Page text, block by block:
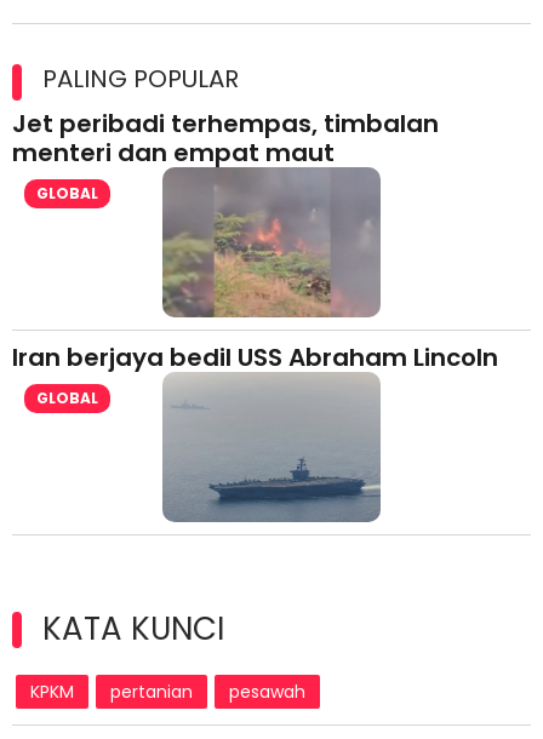
lesen separuh pertama 2026
PALING POPULAR
Jet peribadi terhempas, timbalan
menteri dan empat maut
GLOBAL
Iran berjaya bedil USS Abraham Lincoln
GLOBAL
KATA KUNCI
KPKM pertanian pesawah